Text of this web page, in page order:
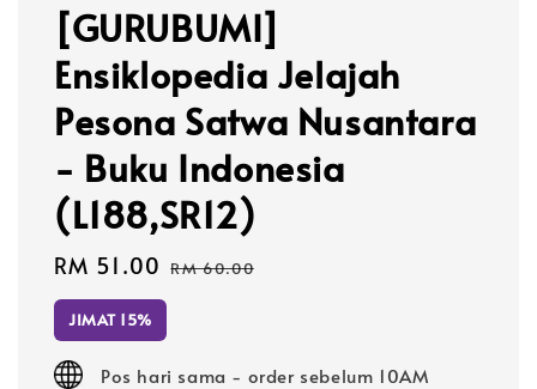
[GURUBUMI]
Ensiklopedia Jelajah
Pesona Satwa Nusantara
- Buku Indonesia
(L188,SR12)
Sale
price
RM 51.00 Regular
RM 60.00
JIMAT 15%
Pos hari sama - order sebelum 10AM